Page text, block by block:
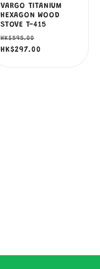
VARGO TITANIUM
HEXAGON WOOD
STOVE T-415
定
價
HK$595.00
價
HK$297.00